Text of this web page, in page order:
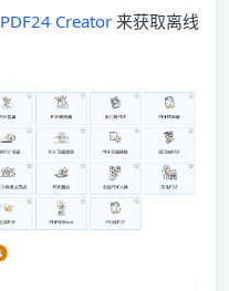
PDF24 Creator 来获取离线